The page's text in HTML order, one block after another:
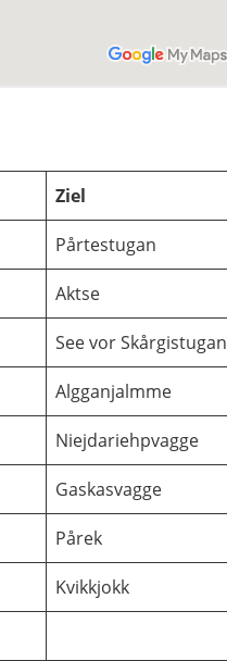
Ziel
Pårtestugan
Aktse
See vor Skårgistugan
Algganjalmme
Niejdariehpvagge
Gaskasvagge
Pårek
Kvikkjokk